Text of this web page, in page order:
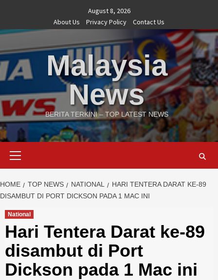
content
August 8, 2026
About Us
Privacy Policy Contact Us
Malaysia
News
BERITA TERKINI – TOP LATEST NEWS
HOME TOP NEWS NATIONAL
HARI TENTERA DARAT KE-89
DISAMBUT DI PORT DICKSON PADA 1 MAC INI
National
Hari Tentera Darat ke-89
disambut di Port
Dickson pada 1 Mac ini